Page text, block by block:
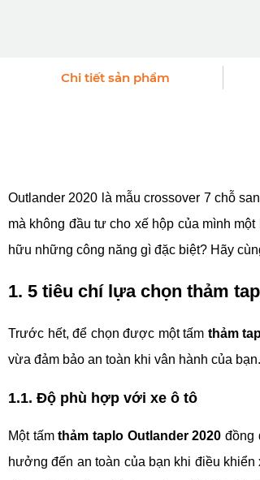
Chi tiết sản phẩm
Outlander 2020 là mẫu crossover 7 chỗ
mà không đầu tư cho xế hộp của mình
hữu những công năng gì đặc biệt? Hãy
1. 5 tiêu chí lựa chọn thảm
Trước hết, để chọn được một tấm thảm
vừa đảm bảo an toàn khi vân hành của
1.1. Độ phù hợp với xe ô tô
Một tấm thảm taplo Outlander 2020 đồng
hưởng đến an toàn của bạn khi điều